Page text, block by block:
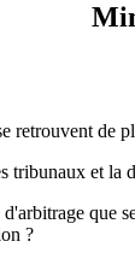
retrouvent de
et la
que
?